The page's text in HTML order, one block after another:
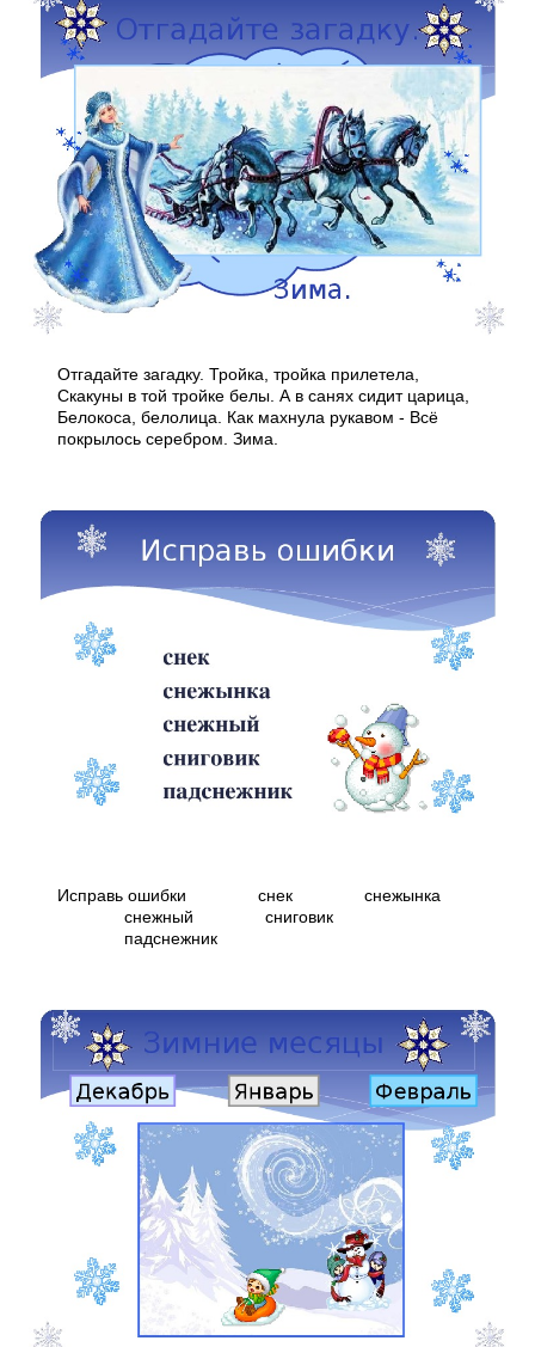
Отгадайте загадку. Тройка, тройка прилетела,
Скакуны в той тройке белы. А в санях сидит царица,
Белокоса, белолица. Как махнула рукавом - Всё
покрылось серебром. Зима.
Исправь ошибки снек снежынка
снежный сниговик
падснежник